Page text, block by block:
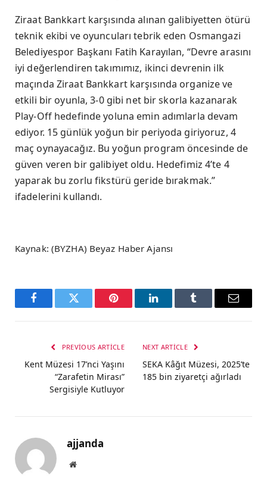
Ziraat Bankkart karşısında alınan galibiyetten ötürü
teknik ekibi ve oyuncuları tebrik eden Osmangazi
Belediyespor Başkanı Fatih Karayılan, “Devre arasını
iyi değerlendiren takımımız, ikinci devrenin ilk
maçında Ziraat Bankkart karşısında organize ve
etkili bir oyunla, 3-0 gibi net bir skorla kazanarak
Play-Off hedefinde yoluna emin adımlarla devam
ediyor. 15 günlük yoğun bir periyoda giriyoruz, 4
maç oynayacağız. Bu yoğun program öncesinde de
güven veren bir galibiyet oldu. Hedefimiz 4’te 4
yaparak bu zorlu fikstürü geride bırakmak.”
ifadelerini kullandı.
Kaynak: (BYZHA) Beyaz Haber Ajansı
FacebookTwitter Pinterest LinkedInTumblr Email
PREVIOUS ARTICLE
Kent Müzesi 17’nci Yaşını
“Zarafetin Mirası”
Sergisiyle Kutluyor
NEXT ARTICLE
SEKA Kâğıt Müzesi, 2025’te
185 bin ziyaretçi ağırladı
ajjanda
Website